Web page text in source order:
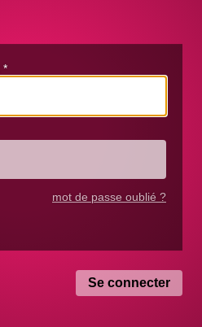
*
mot de passe oublié ?